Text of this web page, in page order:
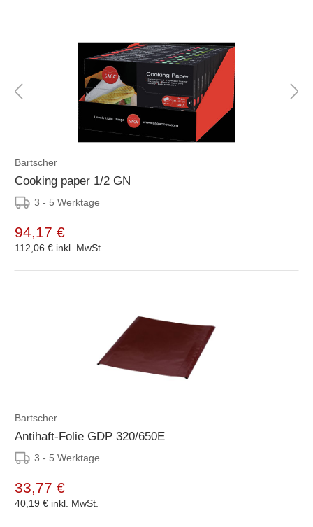
Bartscher
Cooking paper 1/2 GN
3 - 5 Werktage
94,17 €
112,06 € inkl. MwSt.
Bartscher
Antihaft-Folie GDP 320/650E
3 - 5 Werktage
33,77 €
40,19 € inkl. MwSt.